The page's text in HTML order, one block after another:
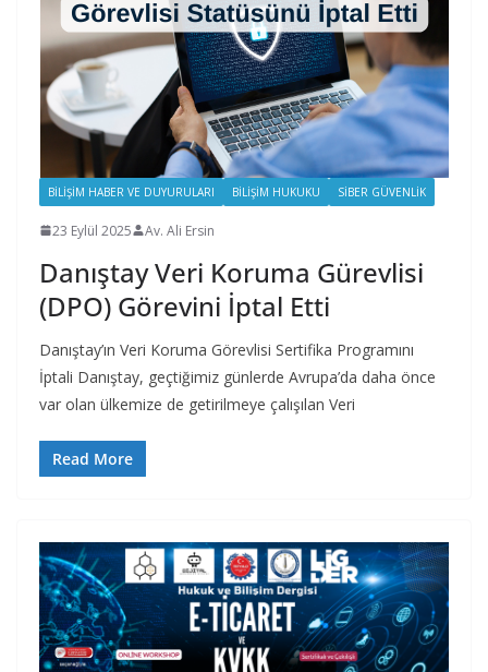
BILIŞIM HABER VE DUYURULARI BILIŞIM HUKUKU SIBER GÜVENLIK
23 Eylül 2025 Av. Ali Ersin
Danıştay Veri Koruma Gürevlisi
(DPO) Görevini İptal Etti
Danıştay’ın Veri Koruma Görevlisi Sertifika Programını
İptali Danıştay, geçtiğimiz günlerde Avrupa’da daha önce
var olan ülkemize de getirilmeye çalışılan Veri
Read More